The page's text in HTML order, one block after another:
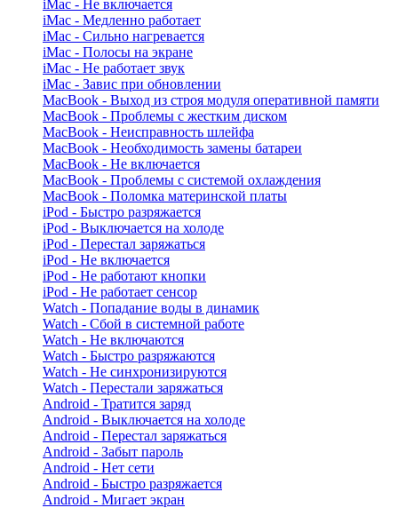
iMac - Не включается
iMac - Медленно работает
iMac - Сильно нагревается
iMac - Полосы на экране
iMac - Не работает звук
iMac - Завис при обновлении
MacBook - Выход из строя модуля оперативной памяти
MacBook - Проблемы с жестким диском
MacBook - Неисправность шлейфа
MacBook - Необходимость замены батареи
MacBook - Не включается
MacBook - Проблемы с системой охлаждения
MacBook - Поломка материнской платы
iPod - Быстро разряжается
iPod - Выключается на холоде
iPod - Перестал заряжаться
iPod - Не включается
iPod - Не работают кнопки
iPod - Не работает сенсор
Watch - Попадание воды в динамик
Watch - Сбой в системной работе
Watch - Не включаются
Watch - Быстро разряжаются
Watch - Не синхронизируются
Watch - Перестали заряжаться
Android - Тратится заряд
Android - Выключается на холоде
Android - Перестал заряжаться
Android - Забыт пароль
Android - Нет сети
Android - Быстро разряжается
Android - Мигает экран